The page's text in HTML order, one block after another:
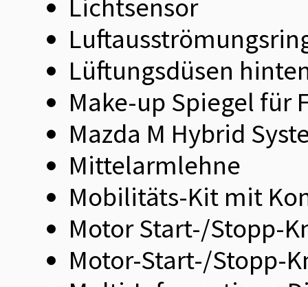
Lichtsensor
Lüftungsdüsen
Make-up Spiegel für
Mazda M Hybrid
Mittelarmlehne
Mobilitäts-Kit mit
Motor Start-/Stopp-
Motor-Start-/Stopp-